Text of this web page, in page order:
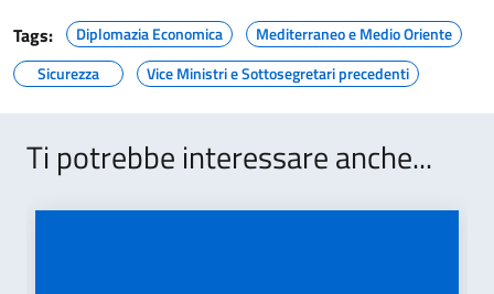
Tags:
Diplomazia Economica
Mediterraneo e Medio Oriente
Sicurezza
Vice Ministri e Sottosegretari precedenti
Ti potrebbe interessare anche...